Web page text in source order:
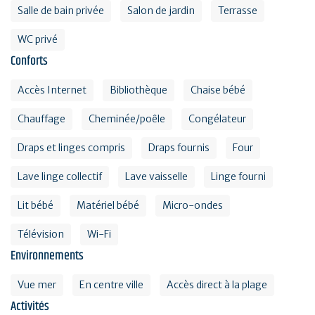
Salle de bain privée Salon de jardin Terrasse
WC privé
Conforts
Accès Internet Bibliothèque Chaise bébé
Chauffage Cheminée/poêle Congélateur
Draps et linges compris Draps fournis Four
Lave linge collectif Lave vaisselle Linge fourni
Lit bébé Matériel bébé Micro-ondes
Télévision Wi-Fi
Environnements
Vue mer En centre ville Accès direct à la plage
Activités